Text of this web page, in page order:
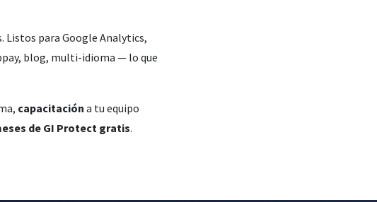
Listos para Google Analytics,
blog, multi-idioma — lo que
capacitación a tu equipo
de GI Protect gratis.